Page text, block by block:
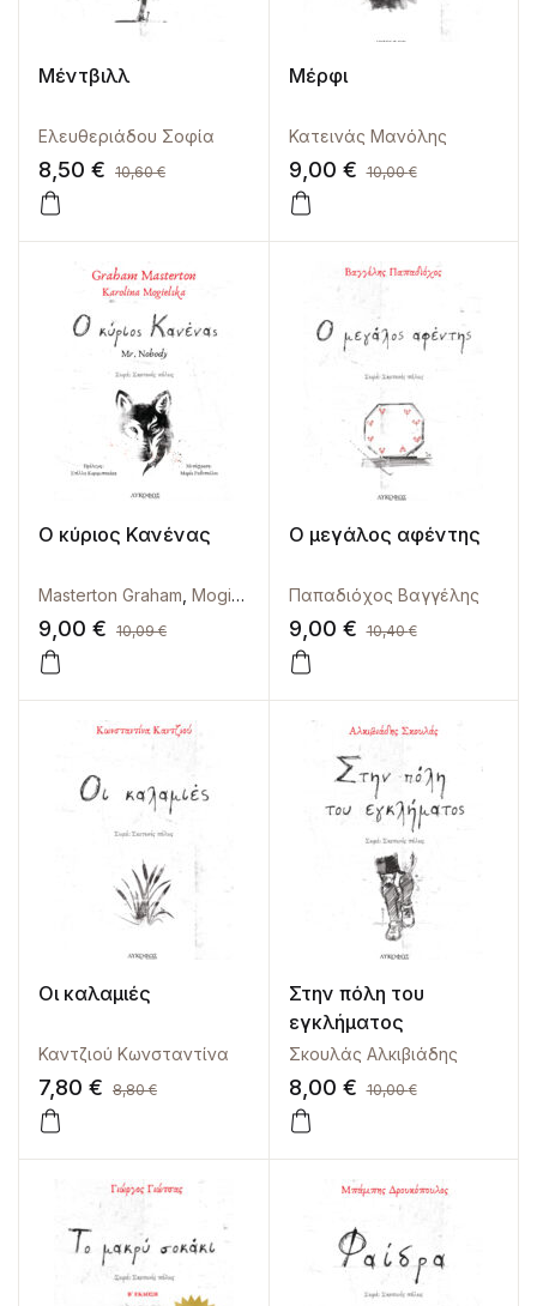
Μέντβιλλ
Ελευθεριάδου Σοφία
8,50 € 10,60€
Μέρφι
Κατεινάς Μανόλης
9,00 € 10,00€
Ο κύριος Κανένας
Masterton Graham Mogielska Karolina
9,00 € 10,09€
Ο μεγάλος αφέντης
Παπαδιόχος Βαγγέλης
9,00 € 10,40€
Οι καλαμιές
Καντζιού Κωνσταντίνα
7,80 € 8,80€
Στην πόλη του
εγκλήματος
Σκουλάς Αλκιβιάδης
8,00 € 10,00€